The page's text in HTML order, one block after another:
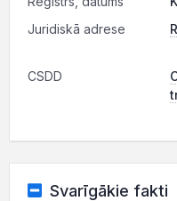
Juridiskā adrese
CSDD
Svarīgākie fakti